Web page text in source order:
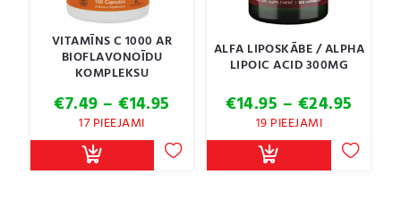
VITAMĪNS C 1000 AR
BIOFLAVONOĪDU
KOMPLEKSU
€7.49 – €14.95
€7.49
through
€14.95
17 PIEEJAMI
ALFA LIPOSKĀBE / ALPHA
LIPOIC ACID 300MG
€14.95 – €24.95
19 PIEEJAMI